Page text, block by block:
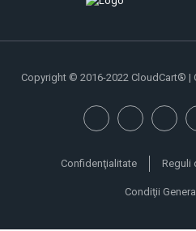
Copyright © 2016-2022 CloudCart® |
Confidenţialitate Reguli
Condiţii